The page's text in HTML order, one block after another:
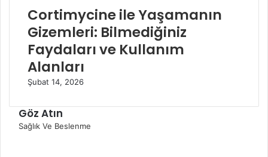
Cortimycine ile Yaşamanın
Gizemleri: Bilmediğiniz
Faydaları ve Kullanım
Alanları
Şubat 14, 2026
Göz Atın
K
Sağlık Ve Beslenme